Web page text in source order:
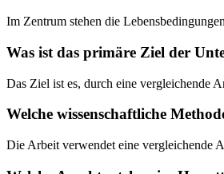
Im Zentrum stehen die
Was ist das primäre Ziel der
Das Ziel ist es, durch eine vergleichende
Welche wissenschaftliche
Die Arbeit verwendet eine vergleichende